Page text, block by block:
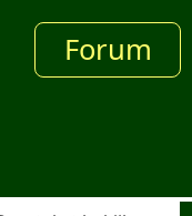
Forum